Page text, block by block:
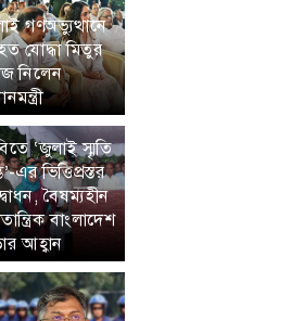
গণঅভ্যুত্থানে
যোদ্ধা মিতুর
নিলেন
‘জুলাই স্মৃতি
এর ভিত্তিপ্রস্তর
বৈষম্যহীন
বাংলাদেশ
আহ্বান